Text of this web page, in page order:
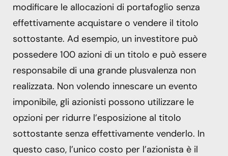
modificare le allocazioni di portafoglio senza
effettivamente acquistare o vendere il titolo
sottostante. Ad esempio, un investitore può
possedere 100 azioni di un titolo e può essere
responsabile di una grande plusvalenza non
realizzata. Non volendo innescare un evento
imponibile, gli azionisti possono utilizzare le
opzioni per ridurre l’esposizione al titolo
sottostante senza effettivamente venderlo. In
questo caso, l’unico costo per l’azionista è il